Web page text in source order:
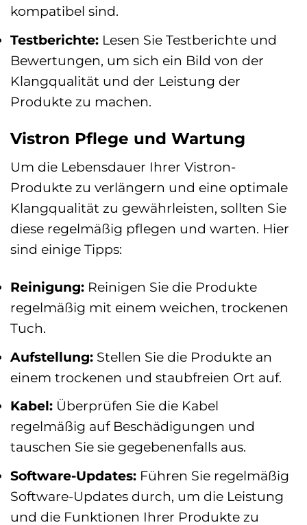
kompatibel sind.
Testberichte: Lesen Sie Testberichte und
Bewertungen, um sich ein Bild von der
Klangqualität und der Leistung der
Produkte zu machen.
Vistron Pflege und Wartung
Um die Lebensdauer Ihrer Vistron-
Produkte zu verlängern und eine optimale
Klangqualität zu gewährleisten, sollten Sie
diese regelmäßig pflegen und warten. Hier
sind einige Tipps:
Reinigung: Reinigen Sie die Produkte
regelmäßig mit einem weichen, trockenen
Tuch.
Aufstellung: Stellen Sie die Produkte an
einem trockenen und staubfreien Ort auf.
Kabel: Überprüfen Sie die Kabel
regelmäßig auf Beschädigungen und
tauschen Sie sie gegebenenfalls aus.
Software-Updates: Führen Sie regelmäßig
Software-Updates durch, um die Leistung
und die Funktionen Ihrer Produkte zu